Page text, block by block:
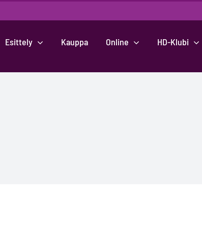
Esittely Kauppa Online HD-Klubi